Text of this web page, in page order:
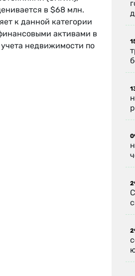
в $68 млн.
к данной категории
активами в
недвижимости по